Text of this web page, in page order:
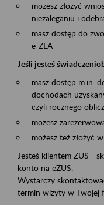
możesz złożyć
niezaleganiu i
masz dostęp do
e-ZLA
Jeśli jesteś
masz dostęp m.in.
dochodach
czyli rocznego
możesz
możesz też złożyć
Jesteś klientem ZUS -
konto na eZUS.
Wystarczy
termin wizyty w Twojej